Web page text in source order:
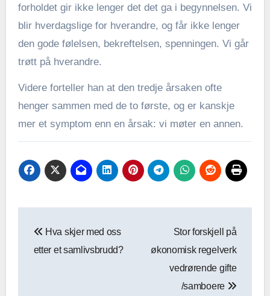
forholdet gir ikke lenger det det ga i begynnelsen. Vi
blir hverdagslige for hverandre, og får ikke lenger
den gode følelsen, bekreftelsen, spenningen. Vi går
trøtt på hverandre.
Videre forteller han at den tredje årsaken ofte
henger sammen med de to første, og er kanskje
mer et symptom enn en årsak: vi møter en annen.
Hva skjer med oss
etter et samlivsbrudd?
Stor forskjell på
økonomisk regelverk
vedrørende gifte
/samboere